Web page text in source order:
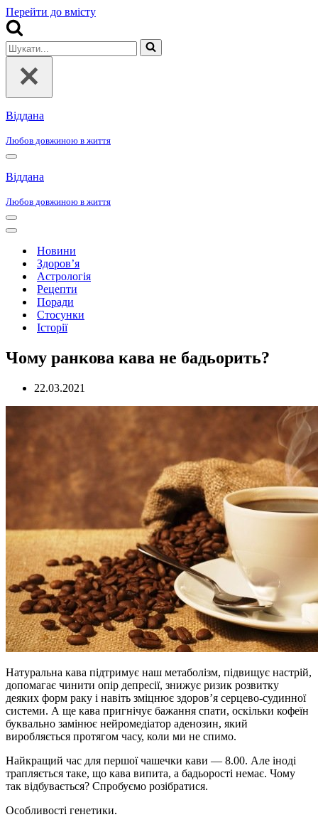
Перейти до вмісту
Шукати...
Віддана
Любов довжиною в життя
Меню
навігації
Віддана
Любов довжиною в життя
Меню
навігації
Меню
навігаціїНовини
Здоров’я
Астрологія
Рецепти
Поради
Стосунки
Історії
Чому ранкова кава не бадьорить?
22.03.2021
Натуральна кава підтримує наш метаболізм, підвищує настрій,
допомагає чинити опір депресії, знижує ризик розвитку
деяких форм раку і навіть зміцнює здоров’я серцево-судинної
системи. А ще кава пригнічує бажання спати, оскільки кофеїн
буквально замінює нейромедіатор аденозин, який
виробляється протягом часу, коли ми не спимо.
Найкращий час для першої чашечки кави — 8.00. Але іноді
трапляється таке, що кава випита, а бадьорості немає. Чому
так відбувається? Спробуємо розібратися.
Особливості генетики.